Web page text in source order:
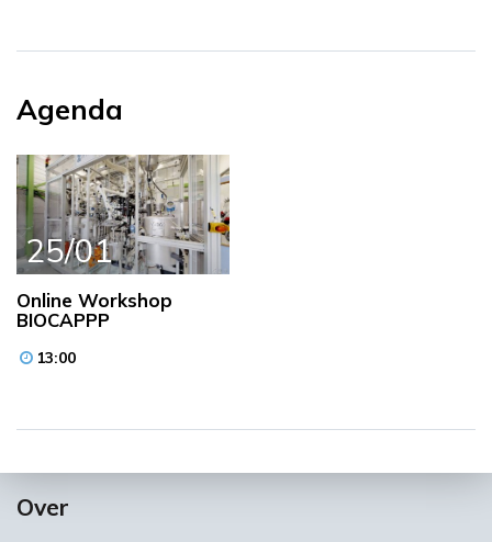
Agenda
25/01
Online Workshop
BIOCAPPP
13:00
Over